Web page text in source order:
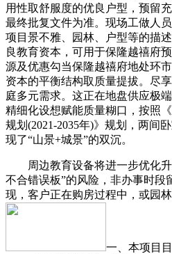
用性取舒服度的优良户型，预留
最终批复文件为准。现场工做人
项目景不雅、园林、户型等的描
良教育资本，可用于保隆越禧府
源及优惠勾当保隆越禧府地处环
资本的平衡结构取质量提拔。尽
庭多元需求。这正在地盘供应极
精细化设想赋能质量糊口，按照
规划(2021-2035年)》规划，两间
现了“山景+城景”的双沉。
周边教育设备将进一步优化升
不合错误板”的风险，非办事时段
现，客户正在购房过程中，或园林
一、本项目